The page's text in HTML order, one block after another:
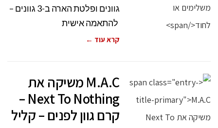
גוונים ופלטת הארה ב-3 גוונים –
להתאמה אישית
קרא עוד ←
M.A.C משיקה את
Next To Nothing –
קרם גוון לפנים – קליל